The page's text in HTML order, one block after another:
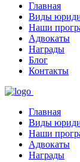
Главная
Виды
Наши
Адвокаты
Награды
Блог
Контакты
Главная
Виды
Наши
Адвокаты
Награды